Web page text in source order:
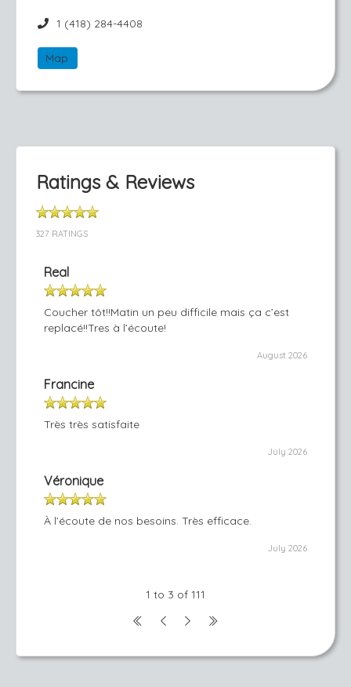
1 (418) 284-4408
Map
Ratings & Reviews
327 RATINGS
Real
Coucher tôt!!Matin un peu difficile mais ça c’est
replacé!!Tres à l’écoute!
August 2026
Francine
Très très satisfaite
July 2026
Véronique
À l’écoute de nos besoins. Très efficace.
July 2026
1 to 3 of 111